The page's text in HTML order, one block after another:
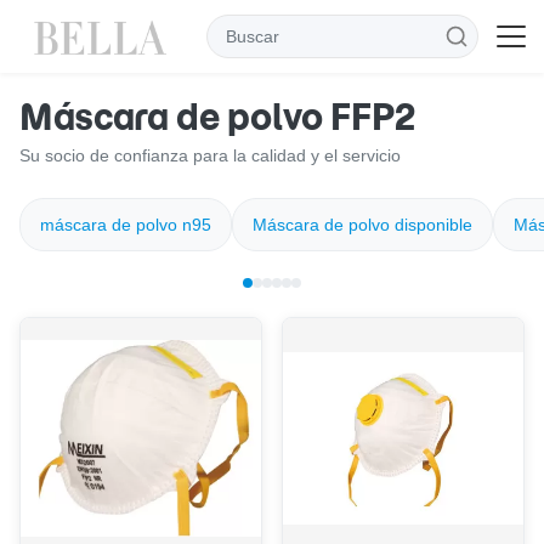
Máscara de polvo FFP2
Su socio de confianza para la calidad y el servicio
máscara de polvo n95 Máscara de polvo disponible